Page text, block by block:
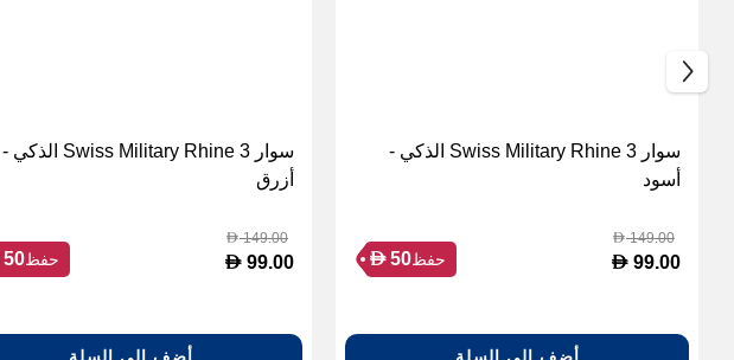
سوار Swiss Military Rhine 3 الذكي -
أسود
D149.00
D 99.00 حفظ D 50
سوار Swiss Military Rhine 3 الذكي -
أزرق
D149.00
D 99.00 حفظ50